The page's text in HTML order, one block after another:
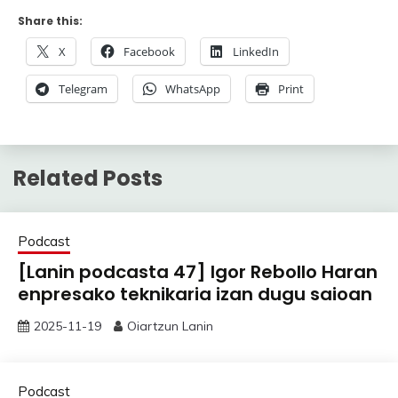
Share this:
X Facebook LinkedIn
Telegram WhatsApp Print
Related Posts
Podcast
[Lanin podcasta 47] Igor Rebollo Haran
enpresako teknikaria izan dugu saioan
2025-11-19 Oiartzun Lanin
Podcast